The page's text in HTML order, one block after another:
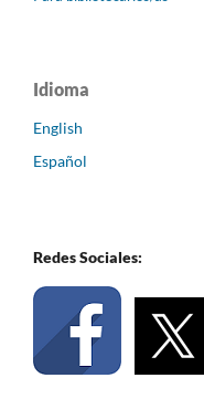
Idioma
English
Español
Redes Sociales: